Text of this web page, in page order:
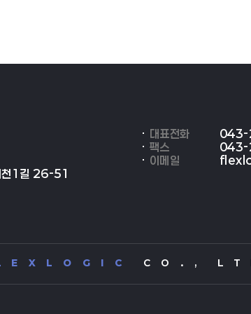
대표전화
팩스
이메일
천1길 26-51
E X L O G I C C O . , L T